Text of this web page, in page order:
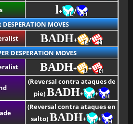
l+
/
DESPERATION MOVES
BADH+
/
DESPERATION MOVES
BADH+ +
(Reversal contra ataques de
pie)BADH+ +
(Reversal contra ataques en
salto)BADH+
+